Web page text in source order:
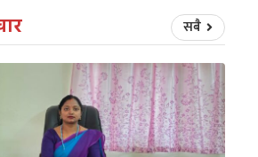
सबै